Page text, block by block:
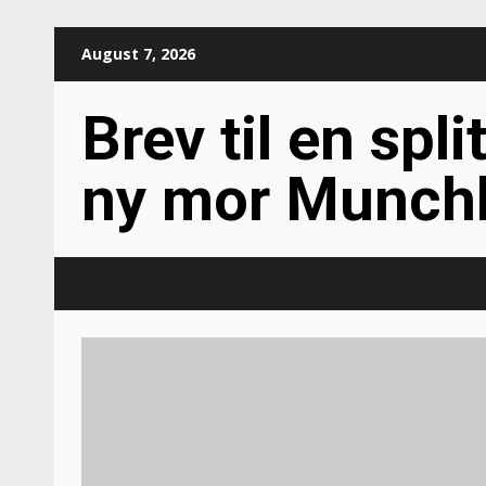
August 7, 2026
Brev til en
ny mor